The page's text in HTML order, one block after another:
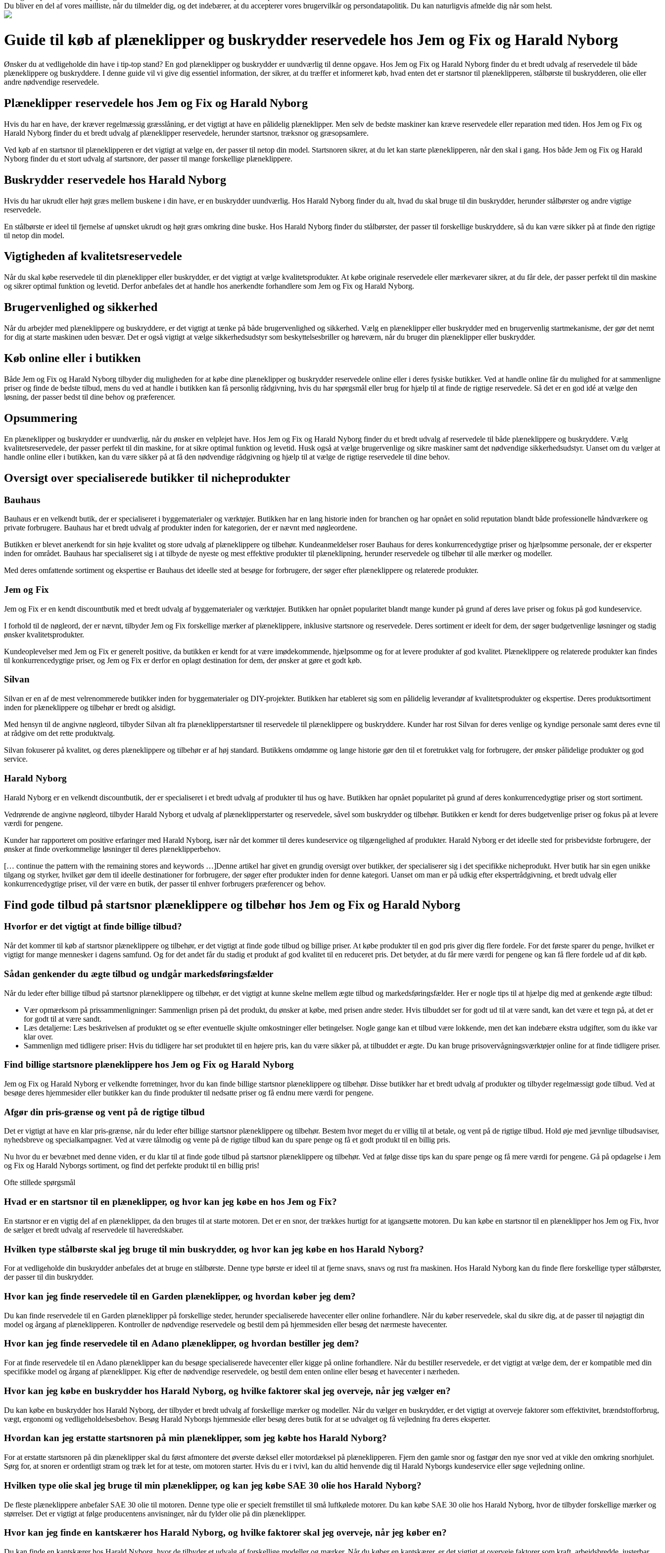
Du bliver en del af vores mailliste, når du tilmelder dig, og det indebærer, at du accepterer vores brugervilkår og persondatapolitik. Du kan naturligvis afmelde dig når som helst.
Guide til køb af plæneklipper og buskrydder reservedele hos Jem og Fix og Harald Nyborg
Ønsker du at vedligeholde din have i tip-top stand? En god plæneklipper og buskrydder er uundværlig til denne opgave. Hos Jem og Fix og Harald Nyborg finder du et bredt udvalg af reservedele til både
plæneklippere og buskryddere. I denne guide vil vi give dig essentiel information, der sikrer, at du træffer et informeret køb, hvad enten det er startsnor til plæneklipperen, stålbørste til buskrydderen, olie eller
andre nødvendige reservedele.
Plæneklipper reservedele hos Jem og Fix og Harald Nyborg
Hvis du har en have, der kræver regelmæssig græsslåning, er det vigtigt at have en pålidelig plæneklipper. Men selv de bedste maskiner kan kræve reservedele eller reparation med tiden. Hos Jem og Fix og
Harald Nyborg finder du et bredt udvalg af plæneklipper reservedele, herunder startsnor, træksnor og græsopsamlere.
Ved køb af en startsnor til plæneklipperen er det vigtigt at vælge en, der passer til netop din model. Startsnoren sikrer, at du let kan starte plæneklipperen, når den skal i gang. Hos både Jem og Fix og Harald
Nyborg finder du et stort udvalg af startsnore, der passer til mange forskellige plæneklippere.
Buskrydder reservedele hos Harald Nyborg
Hvis du har ukrudt eller højt græs mellem buskene i din have, er en buskrydder uundværlig. Hos Harald Nyborg finder du alt, hvad du skal bruge til din buskrydder, herunder stålbørster og andre vigtige
reservedele.
En stålbørste er ideel til fjernelse af uønsket ukrudt og højt græs omkring dine buske. Hos Harald Nyborg finder du stålbørster, der passer til forskellige buskryddere, så du kan være sikker på at finde den rigtige
til netop din model.
Vigtigheden af kvalitetsreservedele
Når du skal købe reservedele til din plæneklipper eller buskrydder, er det vigtigt at vælge kvalitetsprodukter. At købe originale reservedele eller mærkevarer sikrer, at du får dele, der passer perfekt til din maskine
og sikrer optimal funktion og levetid. Derfor anbefales det at handle hos anerkendte forhandlere som Jem og Fix og Harald Nyborg.
Brugervenlighed og sikkerhed
Når du arbejder med plæneklippere og buskryddere, er det vigtigt at tænke på både brugervenlighed og sikkerhed. Vælg en plæneklipper eller buskrydder med en brugervenlig startmekanisme, der gør det nemt
for dig at starte maskinen uden besvær. Det er også vigtigt at vælge sikkerhedsudstyr som beskyttelsesbriller og høreværn, når du bruger din plæneklipper eller buskrydder.
Køb online eller i butikken
Både Jem og Fix og Harald Nyborg tilbyder dig muligheden for at købe dine plæneklipper og buskrydder reservedele online eller i deres fysiske butikker. Ved at handle online får du mulighed for at sammenligne
priser og finde de bedste tilbud, mens du ved at handle i butikken kan få personlig rådgivning, hvis du har spørgsmål eller brug for hjælp til at finde de rigtige reservedele. Så det er en god idé at vælge den
løsning, der passer bedst til dine behov og præferencer.
Opsummering
En plæneklipper og buskrydder er uundværlig, når du ønsker en velplejet have. Hos Jem og Fix og Harald Nyborg finder du et bredt udvalg af reservedele til både plæneklippere og buskryddere. Vælg
kvalitetsreservedele, der passer perfekt til din maskine, for at sikre optimal funktion og levetid. Husk også at vælge brugervenlige og sikre maskiner samt det nødvendige sikkerhedsudstyr. Uanset om du vælger at
handle online eller i butikken, kan du være sikker på at få den nødvendige rådgivning og hjælp til at vælge de rigtige reservedele til dine behov.
Oversigt over specialiserede butikker til nicheprodukter
Bauhaus
Bauhaus er en velkendt butik, der er specialiseret i byggematerialer og værktøjer. Butikken har en lang historie inden for branchen og har opnået en solid reputation blandt både professionelle håndværkere og
private forbrugere. Bauhaus har et bredt udvalg af produkter inden for kategorien, der er nævnt med nøgleordene.
Butikken er blevet anerkendt for sin høje kvalitet og store udvalg af plæneklippere og tilbehør. Kundeanmeldelser roser Bauhaus for deres konkurrencedygtige priser og hjælpsomme personale, der er eksperter
inden for området. Bauhaus har specialiseret sig i at tilbyde de nyeste og mest effektive produkter til plæneklipning, herunder reservedele og tilbehør til alle mærker og modeller.
Med deres omfattende sortiment og ekspertise er Bauhaus det ideelle sted at besøge for forbrugere, der søger efter plæneklippere og relaterede produkter.
Jem og Fix
Jem og Fix er en kendt discountbutik med et bredt udvalg af byggematerialer og værktøjer. Butikken har opnået popularitet blandt mange kunder på grund af deres lave priser og fokus på god kundeservice.
I forhold til de nøgleord, der er nævnt, tilbyder Jem og Fix forskellige mærker af plæneklippere, inklusive startsnore og reservedele. Deres sortiment er ideelt for dem, der søger budgetvenlige løsninger og stadig
ønsker kvalitetsprodukter.
Kundeoplevelser med Jem og Fix er generelt positive, da butikken er kendt for at være imødekommende, hjælpsomme og for at levere produkter af god kvalitet. Plæneklippere og relaterede produkter kan findes
til konkurrencedygtige priser, og Jem og Fix er derfor en oplagt destination for dem, der ønsker at gøre et godt køb.
Silvan
Silvan er en af de mest velrenommerede butikker inden for byggematerialer og DIY-projekter. Butikken har etableret sig som en pålidelig leverandør af kvalitetsprodukter og ekspertise. Deres produktsortiment
inden for plæneklippere og tilbehør er bredt og alsidigt.
Med hensyn til de angivne nøgleord, tilbyder Silvan alt fra plæneklipperstartsner til reservedele til plæneklippere og buskryddere. Kunder har rost Silvan for deres venlige og kyndige personale samt deres evne til
at rådgive om det rette produktvalg.
Silvan fokuserer på kvalitet, og deres plæneklippere og tilbehør er af høj standard. Butikkens omdømme og lange historie gør den til et foretrukket valg for forbrugere, der ønsker pålidelige produkter og god
service.
Harald Nyborg
Harald Nyborg er en velkendt discountbutik, der er specialiseret i et bredt udvalg af produkter til hus og have. Butikken har opnået popularitet på grund af deres konkurrencedygtige priser og stort sortiment.
Vedrørende de angivne nøgleord, tilbyder Harald Nyborg et udvalg af plæneklipperstarter og reservedele, såvel som buskrydder og tilbehør. Butikken er kendt for deres budgetvenlige priser og fokus på at levere
værdi for pengene.
Kunder har rapporteret om positive erfaringer med Harald Nyborg, især når det kommer til deres kundeservice og tilgængelighed af produkter. Harald Nyborg er det ideelle sted for prisbevidste forbrugere, der
ønsker at finde overkommelige løsninger til deres plæneklipperbehov.
[… continue the pattern with the remaining stores and keywords …]Denne artikel har givet en grundig oversigt over butikker, der specialiserer sig i det specifikke nicheprodukt. Hver butik har sin egen unikke
tilgang og styrker, hvilket gør dem til ideelle destinationer for forbrugere, der søger efter produkter inden for denne kategori. Uanset om man er på udkig efter ekspertrådgivning, et bredt udvalg eller
konkurrencedygtige priser, vil der være en butik, der passer til enhver forbrugers præferencer og behov.
Find gode tilbud på startsnor plæneklippere og tilbehør hos Jem og Fix og Harald Nyborg
Hvorfor er det vigtigt at finde billige tilbud?
Når det kommer til køb af startsnor plæneklippere og tilbehør, er det vigtigt at finde gode tilbud og billige priser. At købe produkter til en god pris giver dig flere fordele. For det første sparer du penge, hvilket er
vigtigt for mange mennesker i dagens samfund. Og for det andet får du stadig et produkt af god kvalitet til en reduceret pris. Det betyder, at du får mere værdi for pengene og kan få flere fordele ud af dit køb.
Sådan genkender du ægte tilbud og undgår markedsføringsfælder
Når du leder efter billige tilbud på startsnor plæneklippere og tilbehør, er det vigtigt at kunne skelne mellem ægte tilbud og markedsføringsfælder. Her er nogle tips til at hjælpe dig med at genkende ægte tilbud:
Vær opmærksom på prissammenligninger: Sammenlign prisen på det produkt, du ønsker at købe, med prisen andre steder. Hvis tilbuddet ser for godt ud til at være sandt, kan det være et tegn på, at det er
for godt til at være sandt.
Læs detaljerne: Læs beskrivelsen af produktet og se efter eventuelle skjulte omkostninger eller betingelser. Nogle gange kan et tilbud være lokkende, men det kan indebære ekstra udgifter, som du ikke var
klar over.
Sammenlign med tidligere priser: Hvis du tidligere har set produktet til en højere pris, kan du være sikker på, at tilbuddet er ægte. Du kan bruge prisovervågningsværktøjer online for at finde tidligere priser.
Find billige startsnore plæneklippere hos Jem og Fix og Harald Nyborg
Jem og Fix og Harald Nyborg er velkendte forretninger, hvor du kan finde billige startsnor plæneklippere og tilbehør. Disse butikker har et bredt udvalg af produkter og tilbyder regelmæssigt gode tilbud. Ved at
besøge deres hjemmesider eller butikker kan du finde produkter til nedsatte priser og få endnu mere værdi for pengene.
Afgør din pris-grænse og vent på de rigtige tilbud
Det er vigtigt at have en klar pris-grænse, når du leder efter billige startsnor plæneklippere og tilbehør. Bestem hvor meget du er villig til at betale, og vent på de rigtige tilbud. Hold øje med jævnlige tilbudsaviser,
nyhedsbreve og specialkampagner. Ved at være tålmodig og vente på de rigtige tilbud kan du spare penge og få et godt produkt til en billig pris.
Nu hvor du er bevæbnet med denne viden, er du klar til at finde gode tilbud på startsnor plæneklippere og tilbehør. Ved at følge disse tips kan du spare penge og få mere værdi for pengene. Gå på opdagelse i Jem
og Fix og Harald Nyborgs sortiment, og find det perfekte produkt til en billig pris!
Ofte stillede spørgsmål
Hvad er en startsnor til en plæneklipper, og hvor kan jeg købe en hos Jem og Fix?
En startsnor er en vigtig del af en plæneklipper, da den bruges til at starte motoren. Det er en snor, der trækkes hurtigt for at igangsætte motoren. Du kan købe en startsnor til en plæneklipper hos Jem og Fix, hvor
de sælger et bredt udvalg af reservedele til haveredskaber.
Hvilken type stålbørste skal jeg bruge til min buskrydder, og hvor kan jeg købe en hos Harald Nyborg?
For at vedligeholde din buskrydder anbefales det at bruge en stålbørste. Denne type børste er ideel til at fjerne snavs, snavs og rust fra maskinen. Hos Harald Nyborg kan du finde flere forskellige typer stålbørster,
der passer til din buskrydder.
Hvor kan jeg finde reservedele til en Garden plæneklipper, og hvordan køber jeg dem?
Du kan finde reservedele til en Garden plæneklipper på forskellige steder, herunder specialiserede havecenter eller online forhandlere. Når du køber reservedele, skal du sikre dig, at de passer til nøjagtigt din
model og årgang af plæneklipperen. Kontroller de nødvendige reservedele og bestil dem på hjemmesiden eller besøg det nærmeste havecenter.
Hvor kan jeg finde reservedele til en Adano plæneklipper, og hvordan bestiller jeg dem?
For at finde reservedele til en Adano plæneklipper kan du besøge specialiserede havecenter eller kigge på online forhandlere. Når du bestiller reservedele, er det vigtigt at vælge dem, der er kompatible med din
specifikke model og årgang af plæneklipper. Kig efter de nødvendige reservedele, og bestil dem enten online eller besøg et havecenter i nærheden.
Hvor kan jeg købe en buskrydder hos Harald Nyborg, og hvilke faktorer skal jeg overveje, når jeg vælger en?
Du kan købe en buskrydder hos Harald Nyborg, der tilbyder et bredt udvalg af forskellige mærker og modeller. Når du vælger en buskrydder, er det vigtigt at overveje faktorer som effektivitet, brændstofforbrug,
vægt, ergonomi og vedligeholdelsesbehov. Besøg Harald Nyborgs hjemmeside eller besøg deres butik for at se udvalget og få vejledning fra deres eksperter.
Hvordan kan jeg erstatte startsnoren på min plæneklipper, som jeg købte hos Harald Nyborg?
For at erstatte startsnoren på din plæneklipper skal du først afmontere det øverste dæksel eller motordæksel på plæneklipperen. Fjern den gamle snor og fastgør den nye snor ved at vikle den omkring snorhjulet.
Sørg for, at snoren er ordentligt stram og træk let for at teste, om motoren starter. Hvis du er i tvivl, kan du altid henvende dig til Harald Nyborgs kundeservice eller søge vejledning online.
Hvilken type olie skal jeg bruge til min plæneklipper, og kan jeg købe SAE 30 olie hos Harald Nyborg?
De fleste plæneklippere anbefaler SAE 30 olie til motoren. Denne type olie er specielt fremstillet til små luftkølede motorer. Du kan købe SAE 30 olie hos Harald Nyborg, hvor de tilbyder forskellige mærker og
størrelser. Det er vigtigt at følge producentens anvisninger, når du fylder olie på din plæneklipper.
Hvor kan jeg finde en kantskærer hos Harald Nyborg, og hvilke faktorer skal jeg overveje, når jeg køber en?